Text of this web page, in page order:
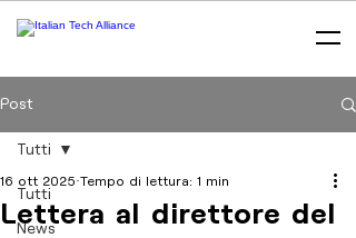
Post
Tutti
News
Tutti
Lettera al direttore del
16 ott 2025 Tempo di lettura: 1 min